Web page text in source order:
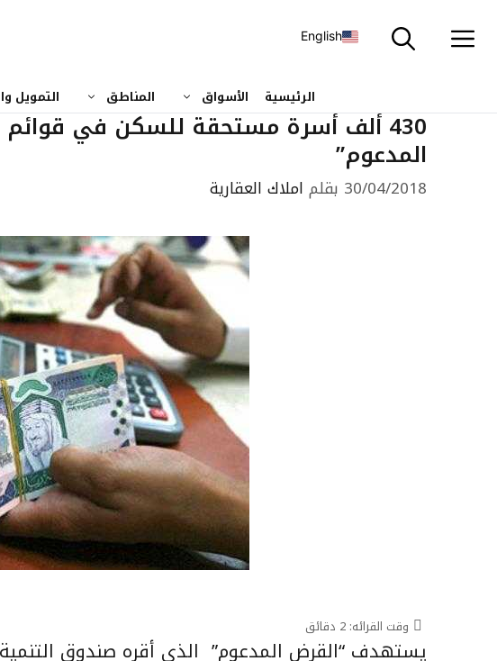
إلى
English
الرئيسية الأسواق المناطق التمويل
430 ألف أسرة مستحقة للسكن في
المدعوم”
30/04/2018 بقلم املاك العقارية
وقت القرائه: 2 دقائق